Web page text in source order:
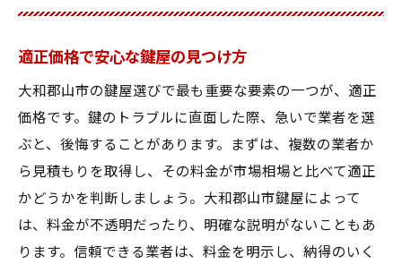
適正価格で安心な鍵屋の見つけ方
大和郡山市の鍵屋選びで最も重要な要素の一つが、適正
価格です。鍵のトラブルに直面した際、急いで業者を選
ぶと、後悔することがあります。まずは、複数の業者か
ら見積もりを取得し、その料金が市場相場と比べて適正
かどうかを判断しましょう。大和郡山市鍵屋によって
は、料金が不透明だったり、明確な説明がないこともあ
ります。信頼できる業者は、料金を明示し、納得のいく